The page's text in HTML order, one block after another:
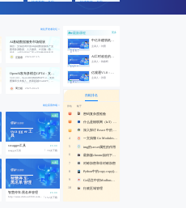
快速开发一个应
快速发布一个应
前往开发者论坛 >
AI基础数据服务市场现状
摘自：艾瑞咨询中国AI基础数据服务产业
图谱多源数据、人力服务、IT设施→数据
服务→AI算法研发厂商AI基础数据服务产
业的中游即数据标注等数据服务的供应
商，包括专业厂商及云厂商两类，其中后
主要包括垂直做数据标注的厂商和综合IT
类厂商两类，目前业界通常采用远程线上
服务即云BPO的模式进
汪慧君 2024-07-15
OpenAI发布多模态GPT-4：支持图像和文本输入，效果超越ChatGPT（信息汇总）
3月14日，OpenAI官网发布GPT-4，支持
图像和文本输入，效果超越ChatGPT。
cdn.baai.ac.cn/file/file-
browser/JmNrTPm22arBiStk3Gd553s4b2xKy5Ne.pdfGPT-
周士超 2025-04-21
前往应用市场 >
免费
swagger工
具
swagger工具 ¥0.00
swagger工具 78次下载
免费
智慧停车-
黑名单管理
智慧停车-黑名单管理 ¥0.00
http://www.dtcloud360.com/forumDetails?id=4765&userId=89 152次下载
最新课程 更多
中亿丰建筑机器人虚拟仿真学习平台业务产品分享会中亿丰建筑机器人虚拟仿真学习平台业务产品分享会中亿丰建筑机器人虚拟仿真学习平台业务产品分享会中亿丰建筑机器人虚拟仿真学习平台业务产品分享会
AI工时改造的实践与思考AI工时改造的实践与思考AI工时改造的实践与思考AI工时改造的实践与思考
主讲人：韩春晖
主讲人：张蓉
热帖排名
排名 帖子
密码复杂度检验
什么是物联网（IoT），解释物联网的架构和应用场景
深入探讨 React 中的 Context API：状态管理的灵活解决方案
4 一文搞懂 Go Modules 前世今生及入门使用
5 img的srcset属性的作用
6 最新版chrome如何下载和安装？附安装包
7 对称加密和非对称加密
Python中的copy.copy()和copy.deepcopy()区别
9
行政区域管理